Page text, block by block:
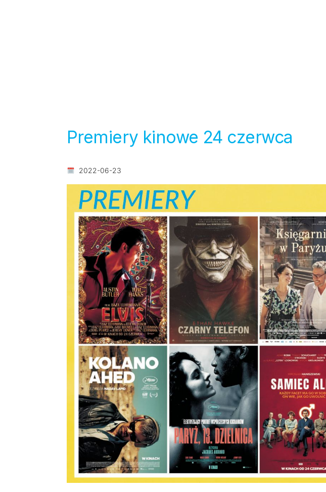
Premiery kinowe 24 czerwca
2022-06-23